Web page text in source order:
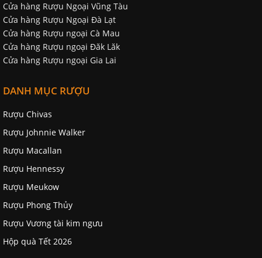
Cửa hàng Rượu Ngoại Vũng Tàu
Cửa hàng Rượu Ngoại Đà Lạt
Cửa hàng Rượu ngoại Cà Mau
Cửa hàng Rượu ngoại Đăk Lăk
Cửa hàng Rượu ngoại Gia Lai
DANH MỤC RƯỢU
Rượu Chivas
Rượu Johnnie Walker
Rượu Macallan
Rượu Hennessy
Rượu Meukow
Rượu Phong Thủy
Rượu Vương tài kim ngưu
Hộp quà Tết 2026